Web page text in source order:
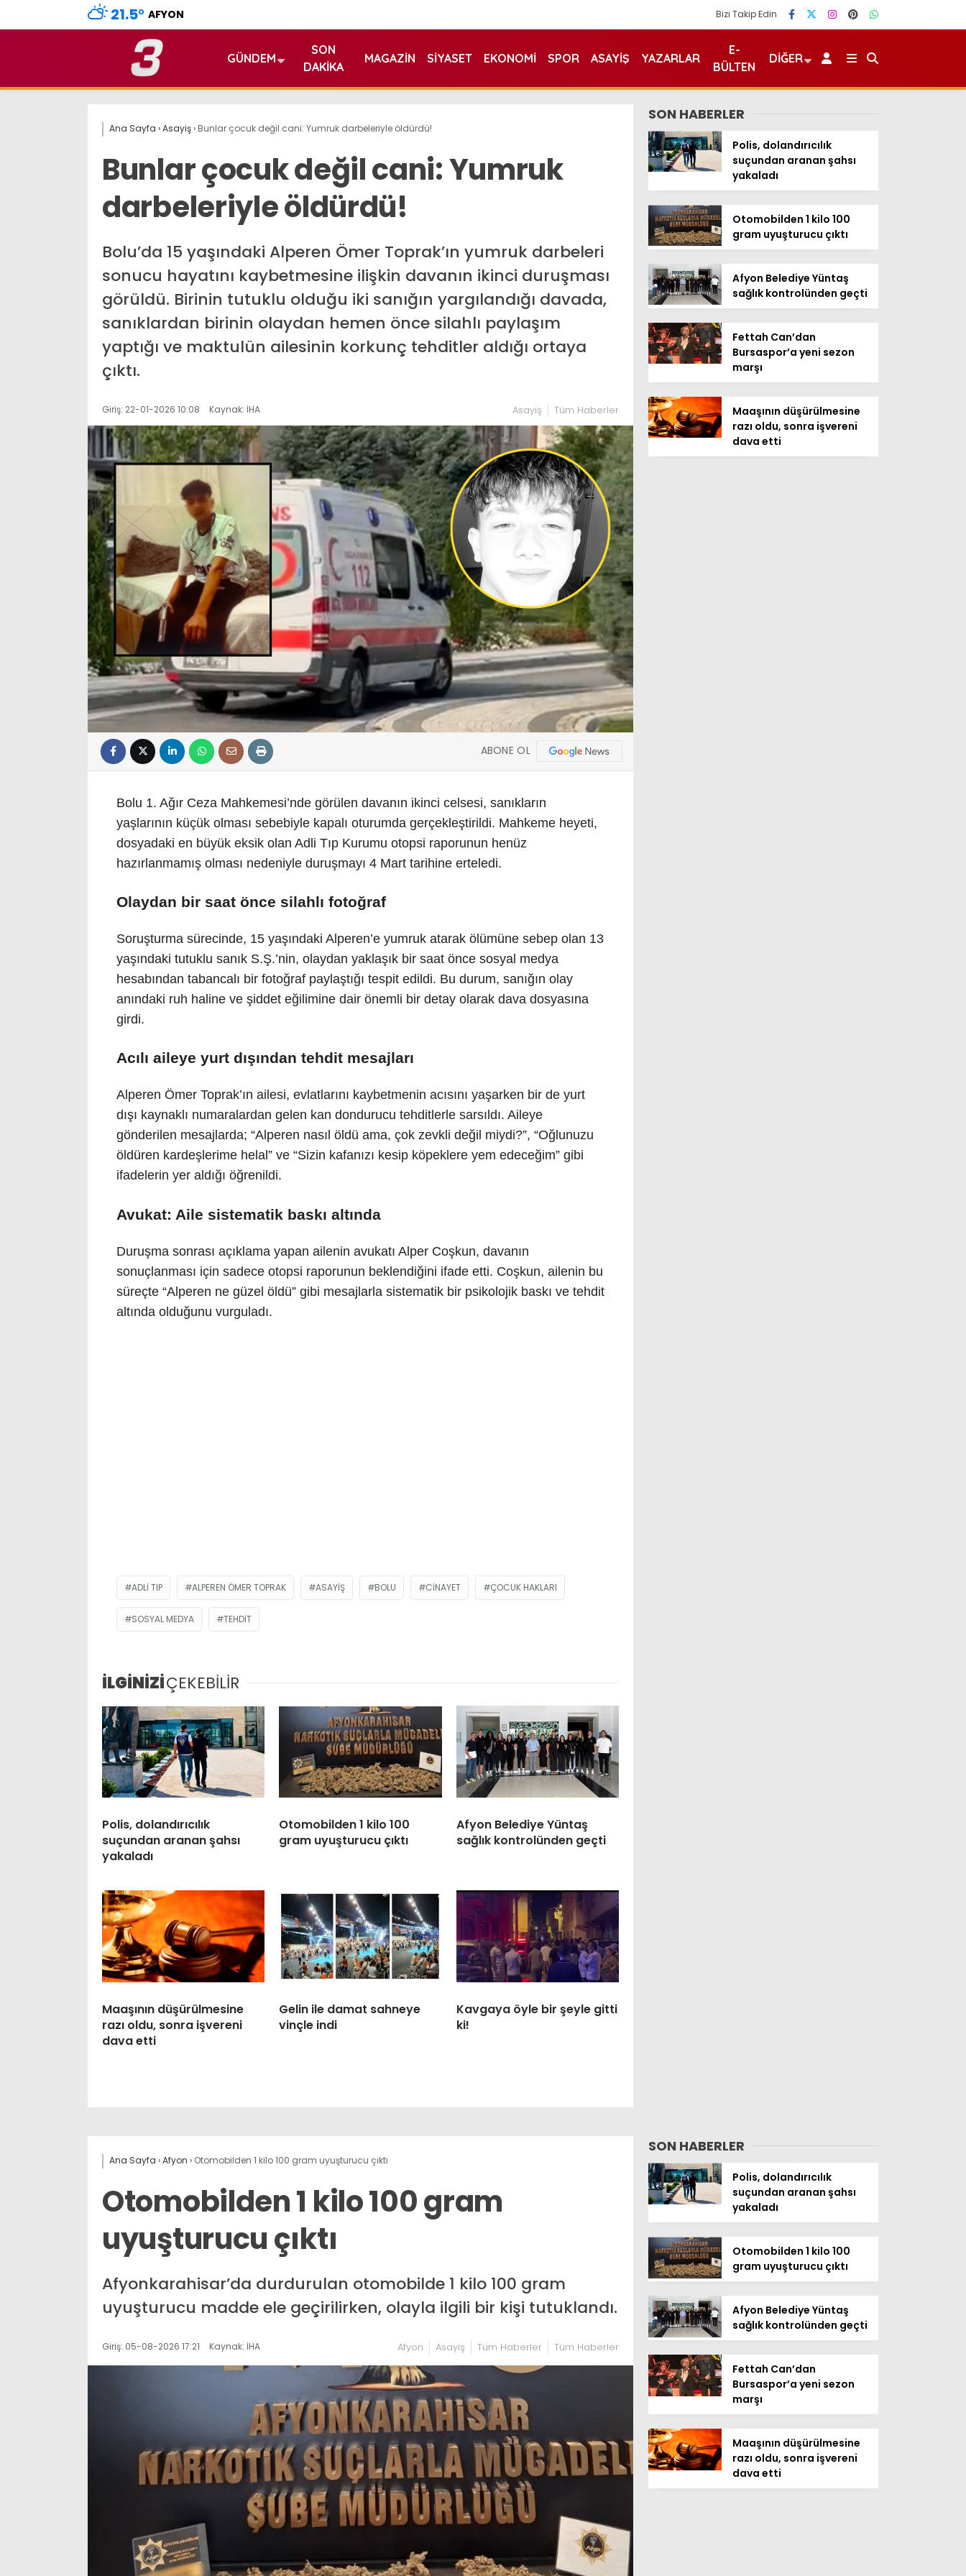
21.5° AFYON Bizi Takip Edin
GÜNDEM
SON
DAKIKA
MAGAZIN SIYASET EKONOMI SPOR ASAYIŞ YAZARLAR
E-
BÜLTEN
DIĞER
Ana Sayfa ›Asayiş› Bunlar çocuk değil cani: Yumruk darbeleriyle öldürdü!
Bunlar çocuk değil cani: Yumruk
darbeleriyle öldürdü!
Bolu’da 15 yaşındaki Alperen Ömer Toprak’ın yumruk darbeleri
sonucu hayatını kaybetmesine ilişkin davanın ikinci duruşması
görüldü. Birinin tutuklu olduğu iki sanığın yargılandığı davada,
sanıklardan birinin olaydan hemen önce silahlı paylaşım
yaptığı ve maktulün ailesinin korkunç tehditler aldığı ortaya
çıktı.
Giriş: 22-01-2026 10:08 Kaynak: İHA Asayiş Tüm Haberler
ABONE OL
Bolu 1. Ağır Ceza Mahkemesi’nde görülen davanın ikinci celsesi, sanıkların
yaşlarının küçük olması sebebiyle kapalı oturumda gerçekleştirildi. Mahkeme heyeti,
dosyadaki en büyük eksik olan Adli Tıp Kurumu otopsi raporunun henüz
hazırlanmamış olması nedeniyle duruşmayı 4 Mart tarihine erteledi.
Olaydan bir saat önce silahlı fotoğraf
Soruşturma sürecinde, 15 yaşındaki Alperen’e yumruk atarak ölümüne sebep olan 13
yaşındaki tutuklu sanık S.Ş.’nin, olaydan yaklaşık bir saat önce sosyal medya
hesabından tabancalı bir fotoğraf paylaştığı tespit edildi. Bu durum, sanığın olay
anındaki ruh haline ve şiddet eğilimine dair önemli bir detay olarak dava dosyasına
girdi.
Acılı aileye yurt dışından tehdit mesajları
Alperen Ömer Toprak’ın ailesi, evlatlarını kaybetmenin acısını yaşarken bir de yurt
dışı kaynaklı numaralardan gelen kan dondurucu tehditlerle sarsıldı. Aileye
gönderilen mesajlarda; “Alperen nasıl öldü ama, çok zevkli değil miydi?”, “Oğlunuzu
öldüren kardeşlerime helal” ve “Sizin kafanızı kesip köpeklere yem edeceğim” gibi
ifadelerin yer aldığı öğrenildi.
Avukat: Aile sistematik baskı altında
Duruşma sonrası açıklama yapan ailenin avukatı Alper Coşkun, davanın
sonuçlanması için sadece otopsi raporunun beklendiğini ifade etti. Coşkun, ailenin bu
süreçte “Alperen ne güzel öldü” gibi mesajlarla sistematik bir psikolojik baskı ve tehdit
altında olduğunu vurguladı.
ADLI TIP ALPEREN ÖMER TOPRAK ASAYIŞ BOLU CINAYET ÇOCUK HAKLARI
SOSYAL MEDYA TEHDIT
İLGİNİZİÇEKEBİLİR
Polis, dolandırıcılık
suçundan aranan şahsı
yakaladı
Otomobilden 1 kilo 100
gram uyuşturucu çıktı
Afyon Belediye Yüntaş
sağlık kontrolünden geçti
Maaşının düşürülmesine
razı oldu, sonra işvereni
dava etti
Gelin ile damat sahneye
vinçle indi
Kavgaya öyle bir şeyle gitti
ki!
SON HABERLER
Polis, dolandırıcılık
suçundan aranan şahsı
yakaladı
Otomobilden 1 kilo 100
gram uyuşturucu çıktı
Afyon Belediye Yüntaş
sağlık kontrolünden geçti
Fettah Can’dan
Bursaspor’a yeni sezon
marşı
Maaşının düşürülmesine
razı oldu, sonra işvereni
dava etti
Ana Sayfa ›Afyon › Otomobilden 1 kilo 100 gram uyuşturucu çıktı
Otomobilden 1 kilo 100 gram
uyuşturucu çıktı
Afyonkarahisar’da durdurulan otomobilde 1 kilo 100 gram
uyuşturucu madde ele geçirilirken, olayla ilgili bir kişi tutuklandı.
Giriş: 05-08-2026 17:21 Kaynak: İHA Afyon Asayiş Tüm Haberler Tüm Haberler
SON HABERLER
Polis, dolandırıcılık
suçundan aranan şahsı
yakaladı
Otomobilden 1 kilo 100
gram uyuşturucu çıktı
Afyon Belediye Yüntaş
sağlık kontrolünden geçti
Fettah Can’dan
Bursaspor’a yeni sezon
marşı
Maaşının düşürülmesine
razı oldu, sonra işvereni
dava etti